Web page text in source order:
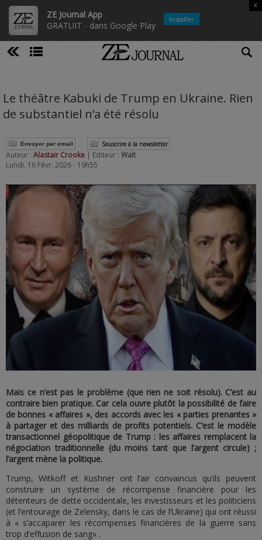
ZE Journal App
GRATUIT - dans Google Play
x
Installer
Le théâtre Kabuki de Trump en Ukraine. Rien
de substantiel n’a été résolu
Envoyer par email Souscrire à la newsletter
Auteur : Alastair Crooke | Editeur : Walt
Lundi, 16 Févr. 2026 - 19h55
Mais ce n’est pas le problème (que rien ne soit résolu). C’est au
contraire bien pratique. Car cela ouvre plutôt la possibilité de faire
de bonnes « affaires », des accords avec les « parties prenantes »
à partager et des milliards de profits potentiels. C’est le modèle
transactionnel géopolitique de Trump : les affaires remplacent la
négociation traditionnelle (du moins tant que l’argent circule) ;
l’argent mène la politique.
Trump, Witkoff et Kushner ont l’air convaincus qu’ils peuvent
construire un système de récompense financière pour les
détenteurs de dette occidentale, les investisseurs et les politiciens
(et l’entourage de Zelensky, dans le cas de l’Ukraine) qui ont réussi
à « s’accaparer les récompenses financières de la guerre sans
trop d’effusion de sang« .